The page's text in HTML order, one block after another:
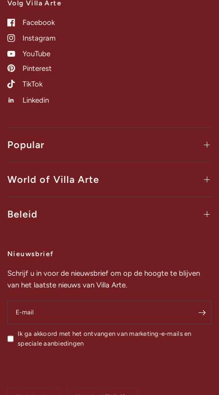
Volg Villa Arte
Facebook
Instagram
YouTube
Pinterest
TikTok
Linkedin
Popular
World of Villa Arte
Beleid
Nieuwsbrief
Schrijf u in voor de nieuwsbrief om op de hoogte te blijven
van het laatste nieuws van Villa Arte.
E‑mail
Ik ga akkoord met het ontvangen van marketing-e-mails en
speciale aanbiedingen